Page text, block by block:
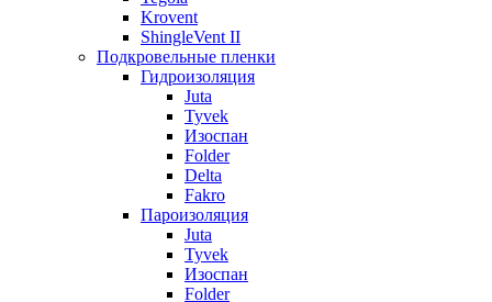
Krovent
ShingleVent II
Подкровельные пленки
Гидроизоляция
Juta
Tyvek
Изоспан
Folder
Delta
Fakro
Пароизоляция
Juta
Tyvek
Изоспан
Folder